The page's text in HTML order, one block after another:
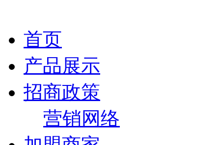
首页
产品展示
招商政策
营销网络